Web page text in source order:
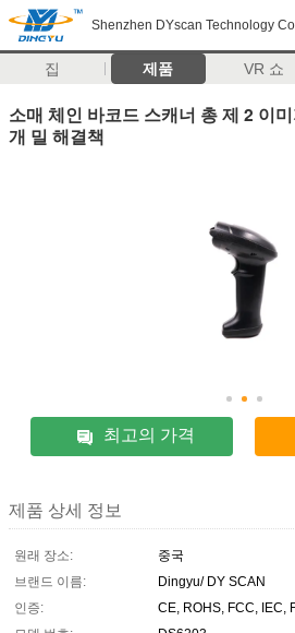
Shenzhen DYscan Technology
집 제품 VR 쇼
소매 체인 바코드 스캐너 총 제 2 이
개 밀 해결책
최고의 가격
제품 상세 정보
원래 장소:
중국
브랜드 이름:
Dingyu/ DY SCAN
인증:
CE, ROHS, FCC, IEC,